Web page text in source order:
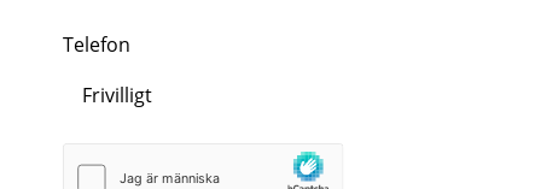
Telefon